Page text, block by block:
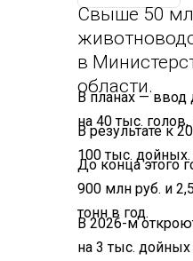
Свыше 50
в
области.
В планах —
на 40 тыс.
В результате к
100 тыс.
До конца этого
900 млн руб. и
тонн в год.
В 2026-м
на 3 тыс.